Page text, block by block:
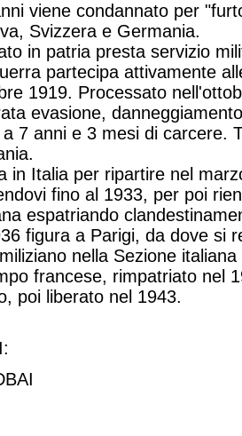
viene condannato per
Svizzera e Germania.
in patria presta servizio
partecipa attivamente
1919. Processato
evasione,
7 anni e 3 mesi di carcere.
in Italia per ripartire nel
fino al 1933, per poi
espatriando
figura a Parigi, da dove si
nella Sezione
francese, rimpatriato nel
poi liberato nel 1943.